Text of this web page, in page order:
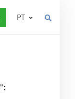
PT